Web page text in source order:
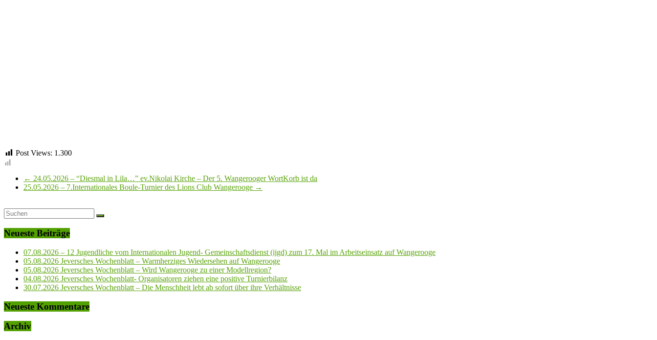
Post Views: 1.300
← 24.05.2026 – “Diesmal in Lila…” ev.Nikolai Kirche – Der 5. Wangerooger WortKorb ist da
25.05.2026 – 7.Internationales Boule-Turnier des Lions Club Wangerooge →
Neueste Beiträge
07.08.2026 – 12 Jugendliche vom Internationalen Jugend- Gemeinschaftsdienst (ijgd) zum 17. Mal im Arbeitseinsatz auf Wangerooge
05.08.2026 Jeversches Wochenblatt – Warmherziges Wiedersehen auf Wangerooge
05.08.2026 Jeversches Wochenblatt – Wird Wangerooge zu einer Modellregion?
04.08.2026 Jeversches Wochenblatt- Organisatoren ziehen eine positive Turnierbilanz
30.07.2026 Jeversches Wochenblatt – Die Menschheit lebt ab sofort über ihre Verhältnisse
Neueste Kommentare
Archiv